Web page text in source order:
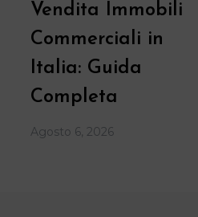
Vendita Immobili
Commerciali in
Italia: Guida
Completa
Agosto 6, 2026